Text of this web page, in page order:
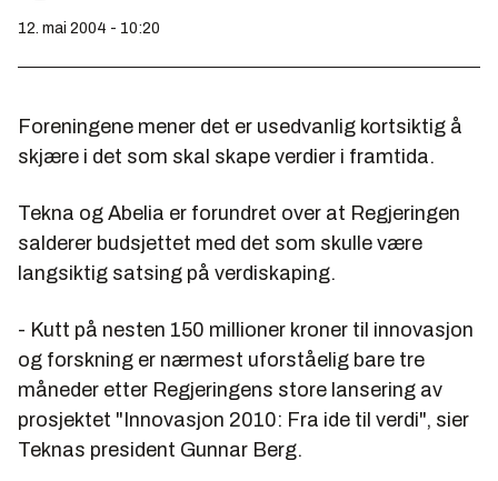
12. mai 2004 - 10:20
Foreningene mener det er usedvanlig kortsiktig å
skjære i det som skal skape verdier i framtida.
Tekna og Abelia er forundret over at Regjeringen
salderer budsjettet med det som skulle være
langsiktig satsing på verdiskaping.
- Kutt på nesten 150 millioner kroner til innovasjon
og forskning er nærmest uforståelig bare tre
måneder etter Regjeringens store lansering av
prosjektet "Innovasjon 2010: Fra ide til verdi", sier
Teknas president Gunnar Berg.